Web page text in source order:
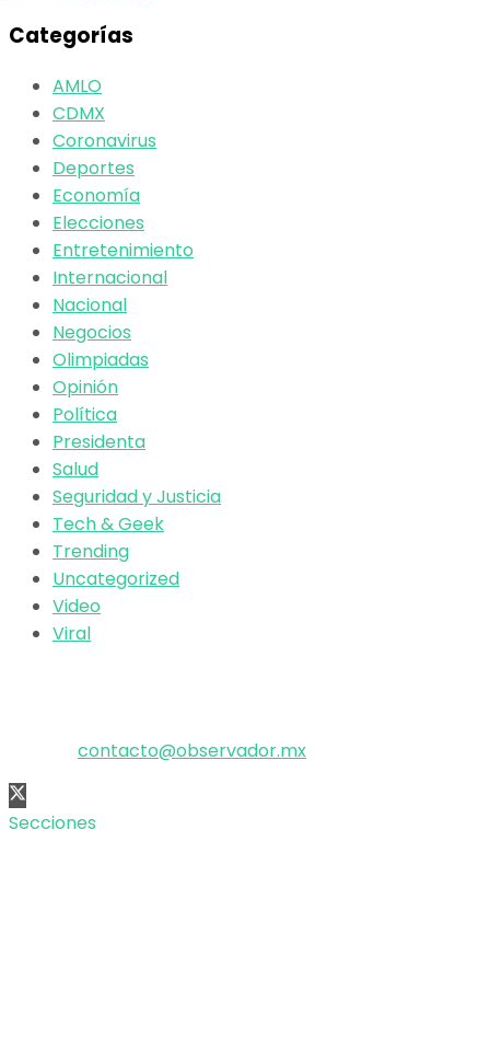
Categorías
AMLO
CDMX
Coronavirus
Deportes
Economía
Elecciones
Entretenimiento
Internacional
Nacional
Negocios
Olimpiadas
Opinión
Política
Presidenta
Salud
Seguridad y Justicia
Tech & Geek
Trending
Uncategorized
Video
Viral
contacto@observador.mx
Secciones